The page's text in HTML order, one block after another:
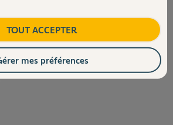
TOUT ACCEPTER
mes préférences